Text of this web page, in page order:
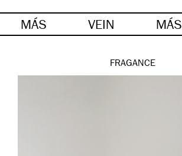
MÁS VEIN MÁS
FRAGANCE